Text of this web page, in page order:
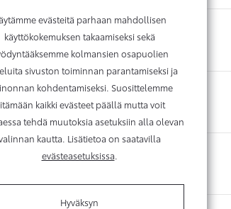
evästeitä parhaan mahdollisen
käyttökokemuksen takaamiseksi sekä
kolmansien osapuolien
sivuston toiminnan parantamiseksi ja
kohdentamiseksi. Suosittelemme
kaikki evästeet päällä mutta voit
tehdä muutoksia asetuksiin alla olevan
kautta. Lisätietoa on saatavilla
evästeasetuksissa.
Hyväksyn